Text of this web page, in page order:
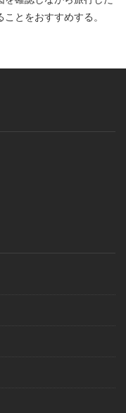
とをおすすめする。